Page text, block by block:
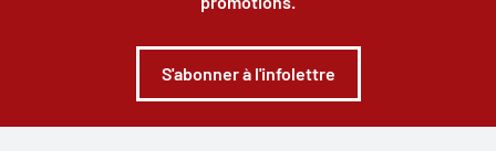
S'abonner à l'infolettre